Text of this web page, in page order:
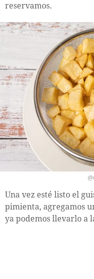
reservamos.
Una vez esté listo el
pimienta, agregamos
ya podemos llevarlo a